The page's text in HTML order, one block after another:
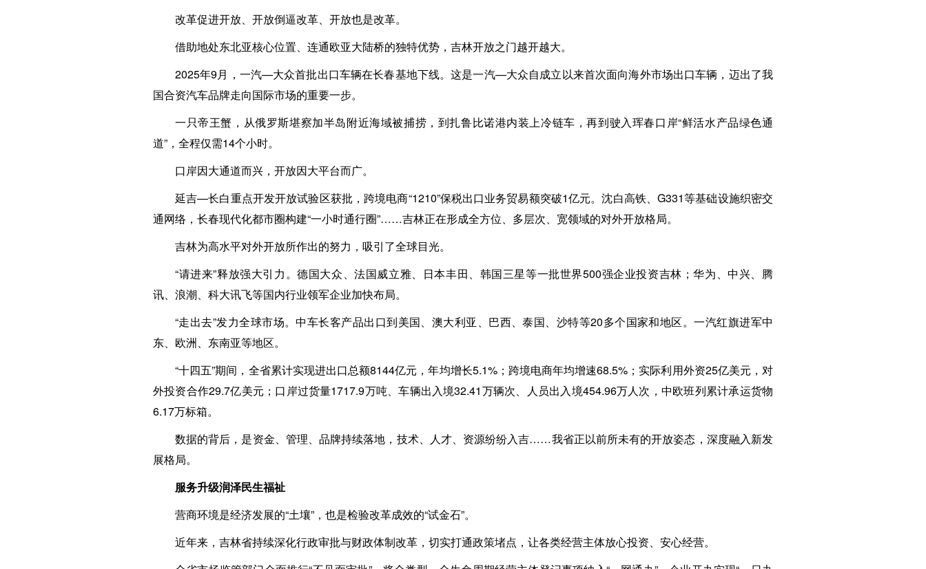
改革促进开放、开放倒逼改革、开放也是改革。
借助地处东北亚核心位置、连通欧亚大陆桥的独特优势，吉林开放之门越开越大。
2025年9月，一汽—大众首批出口车辆在长春基地下线。这是一汽—大众自成立以来首次面向海外市场出口车辆，迈出了我
国合资汽车品牌走向国际市场的重要一步。
一只帝王蟹，从俄罗斯堪察加半岛附近海域被捕捞，到扎鲁比诺港内装上冷链车，再到驶入珲春口岸“鲜活水产品绿色通
道”，全程仅需14个小时。
口岸因大通道而兴，开放因大平台而广。
延吉—长白重点开发开放试验区获批，跨境电商“1210”保税出口业务贸易额突破1亿元。沈白高铁、G331等基础设施织密交
通网络，长春现代化都市圈构建“一小时通行圈”……吉林正在形成全方位、多层次、宽领域的对外开放格局。
吉林为高水平对外开放所作出的努力，吸引了全球目光。
“请进来”释放强大引力。德国大众、法国威立雅、日本丰田、韩国三星等一批世界500强企业投资吉林；华为、中兴、腾
讯、浪潮、科大讯飞等国内行业领军企业加快布局。
“走出去”发力全球市场。中车长客产品出口到美国、澳大利亚、巴西、泰国、沙特等20多个国家和地区。一汽红旗进军中
东、欧洲、东南亚等地区。
“十四五”期间，全省累计实现进出口总额8144亿元，年均增长5.1%；跨境电商年均增速68.5%；实际利用外资25亿美元，对
外投资合作29.7亿美元；口岸过货量1717.9万吨、车辆出入境32.41万辆次、人员出入境454.96万人次，中欧班列累计承运货物
6.17万标箱。
数据的背后，是资金、管理、品牌持续落地，技术、人才、资源纷纷入吉……我省正以前所未有的开放姿态，深度融入新发
展格局。
服务升级润泽民生福祉
营商环境是经济发展的“土壤”，也是检验改革成效的“试金石”。
近年来，吉林省持续深化行政审批与财政体制改革，切实打通政策堵点，让各类经营主体放心投资、安心经营。